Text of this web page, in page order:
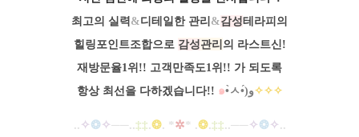
최고의 실력 &디테일한 관리 &감성테라피의
힐링포인트조합으로 감성관리 의 라스트신!
재방문율1위!! 고객만족도1위!! 가 되도록​
항상 최선을 다하겠습니다!! ​ ๑ •̀ㅅ•́)و✧✧✧
..✧❂✧──..‡‡.❂. *✲* .❂.‡‡..──✧❂✧..